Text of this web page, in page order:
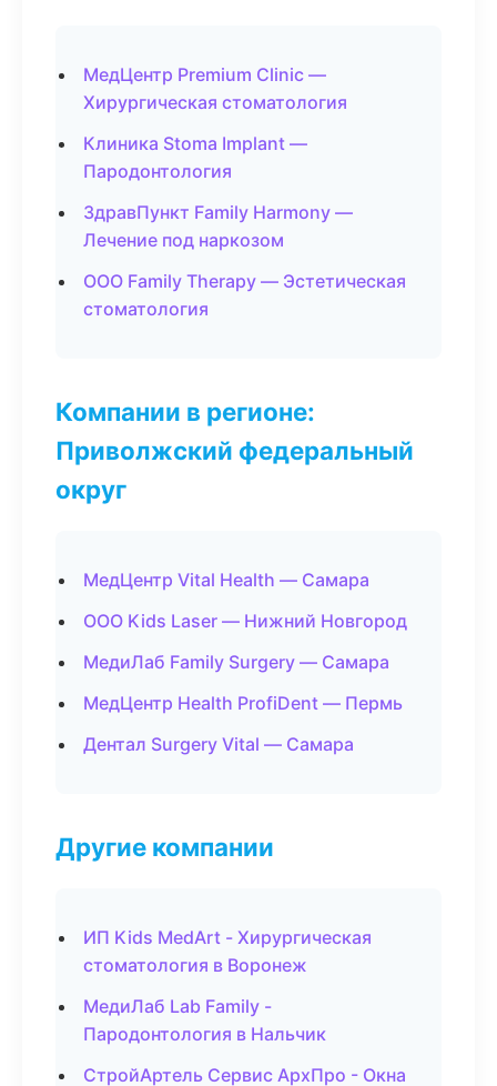
МедЦентр Premium Clinic —
Хирургическая стоматология
Клиника Stoma Implant —
Пародонтология
ЗдравПункт Family Harmony —
Лечение под наркозом
ООО Family Therapy — Эстетическая
стоматология
Компании в регионе:
Приволжский федеральный
округ
МедЦентр Vital Health — Самара
ООО Kids Laser — Нижний Новгород
МедиЛаб Family Surgery — Самара
МедЦентр Health ProfiDent — Пермь
Дентал Surgery Vital — Самара
Другие компании
ИП Kids MedArt - Хирургическая
стоматология в Воронеж
МедиЛаб Lab Family -
Пародонтология в Нальчик
СтройАртель Сервис АрхПро - Окна